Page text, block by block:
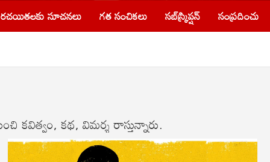
రచయితలకు సూచనలు గత సంచికలు సబ్‌స్క్రిప్షన్ సంప్రదించు
క‌విత్వం, కథ‌, విమ‌ర్శ రాస్తున్నారు.